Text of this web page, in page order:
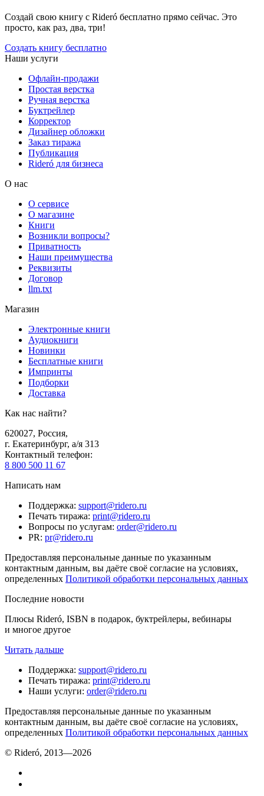
Создай свою книгу с Rideró бесплатно прямо сейчас. Это
просто, как раз, два, три!
Создать книгу бесплатно
Наши услуги
Офлайн-продажи
Простая верстка
Ручная верстка
Буктрейлер
Корректор
Дизайнер обложки
Заказ тиража
Публикация
Rideró для бизнеса
О нас
О сервисе
О магазине
Книги
Возникли вопросы?
Приватность
Наши преимущества
Реквизиты
Договор
llm.txt
Магазин
Электронные книги
Аудиокниги
Новинки
Бесплатные книги
Импринты
Подборки
Доставка
Как нас найти?
620027, Россия,
г. Екатеринбург, а/я 313
Контактный телефон:
8 800 500 11 67
Написать нам
Поддержка: support@ridero.ru
Печать тиража: print@ridero.ru
Вопросы по услугам: order@ridero.ru
PR: pr@ridero.ru
Предоставляя персональные данные по указанным
контактным данным, вы даёте своё согласие на условиях,
определенных Политикой обработки персональных данных
Последние новости
Плюсы Rideró, ISBN в подарок, буктрейлеры, вебинары
и многое другое
Читать дальше
Поддержка: support@ridero.ru
Печать тиража: print@ridero.ru
Наши услуги: order@ridero.ru
Предоставляя персональные данные по указанным
контактным данным, вы даёте своё согласие на условиях,
определенных Политикой обработки персональных данных
© Rideró, 2013—2026